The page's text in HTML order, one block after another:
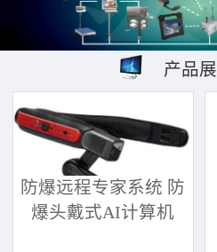
产品
防爆远程专家系统 防
爆头戴式AI计算机